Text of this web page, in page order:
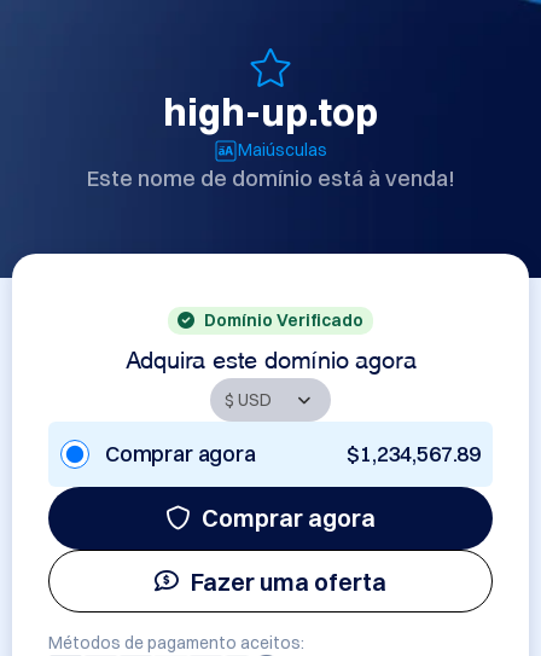
high-up.top
Maiúsculas
Este nome de domínio está à venda!
Domínio Verificado
Adquira este domínio agora
Comprar agora $1,234,567.89
Comprar agora
Fazer uma oferta
Métodos de pagamento aceitos: